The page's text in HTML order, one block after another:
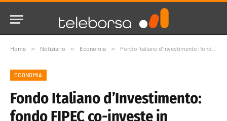
Home » Notiziario » Economia » Fondo Italiano d’Investimento: fondo FIPEC co-investe in Eurosirel e Casa della Piada
ECONOMIA
Fondo Italiano d’Investimento:
fondo FIPEC co-investe in